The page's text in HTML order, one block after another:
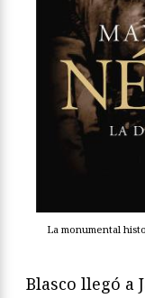
La monumental
Blasco llegó a